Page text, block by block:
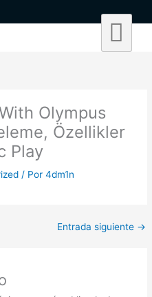
Olympus
Özellikler
Play
/ Por4dm1n
Entrada siguiente →